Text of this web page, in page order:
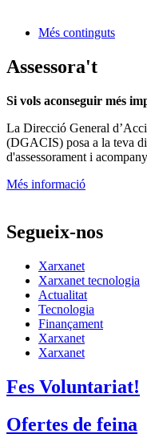
Més continguts
Assessora't
Si vols aconseguir més
La Direcció General
(DGACIS) posa a la teva
d'assessorament i
Més informació
Segueix-nos
Xarxanet
Xarxanet tecnologia
Actualitat
Tecnologia
Finançament
Xarxanet
Xarxanet
Fes Voluntariat!
Ofertes de feina